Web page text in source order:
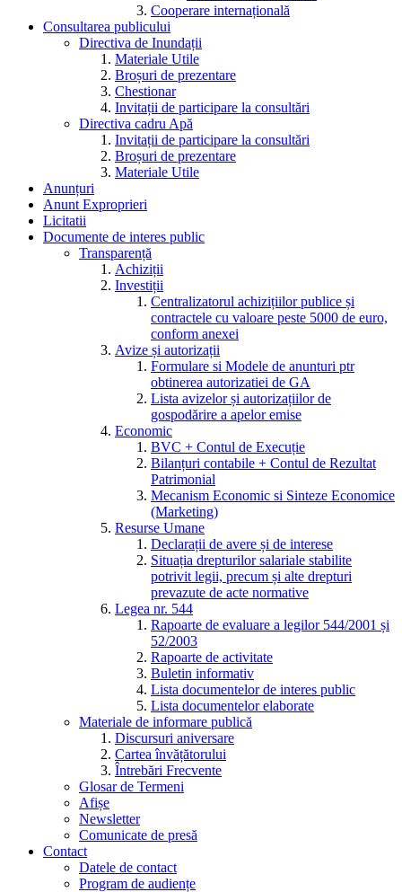
Cooperare internațională
Consultarea publicului
Directiva de Inundații
Materiale Utile
Broșuri de prezentare
Chestionar
Invitații de participare la consultări
Directiva cadru Apă
Invitații de participare la consultări
Broșuri de prezentare
Materiale Utile
Anunțuri
Anunt Exproprieri
Licitatii
Documente de interes public
Transparență
Achiziții
Investiții
Centralizatorul achizițiilor publice și
contractele cu valoare peste 5000 de euro,
conform anexei
Avize și autorizații
Formulare si Modele de anunturi ptr
obtinerea autorizatiei de GA
Lista avizelor și autorizațiilor de
gospodărire a apelor emise
Economic
BVC + Contul de Execuție
Bilanțuri contabile + Contul de Rezultat
Patrimonial
Mecanism Economic si Sinteze Economice
(Marketing)
Resurse Umane
Declarații de avere și de interese
Situația drepturilor salariale stabilite
potrivit legii, precum și alte drepturi
prevazute de acte normative
Legea nr. 544
Rapoarte de evaluare a legilor 544/2001 și
52/2003
Rapoarte de activitate
Buletin informativ
Lista documentelor de interes public
Lista documentelor elaborate
Materiale de informare publică
Discursuri aniversare
Cartea învățătorului
Întrebări Frecvente
Glosar de Termeni
Afișe
Newsletter
Comunicate de presă
Contact
Datele de contact
Program de audiențe